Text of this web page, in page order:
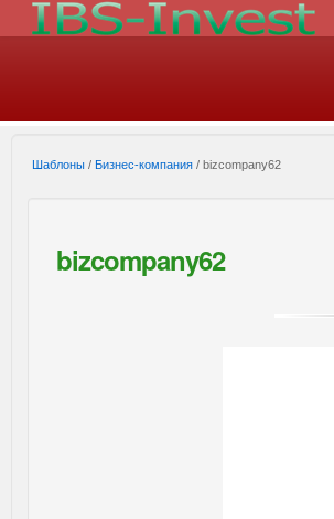
Шаблоны / Бизнес-компания / bizcompany62
bizcompany62